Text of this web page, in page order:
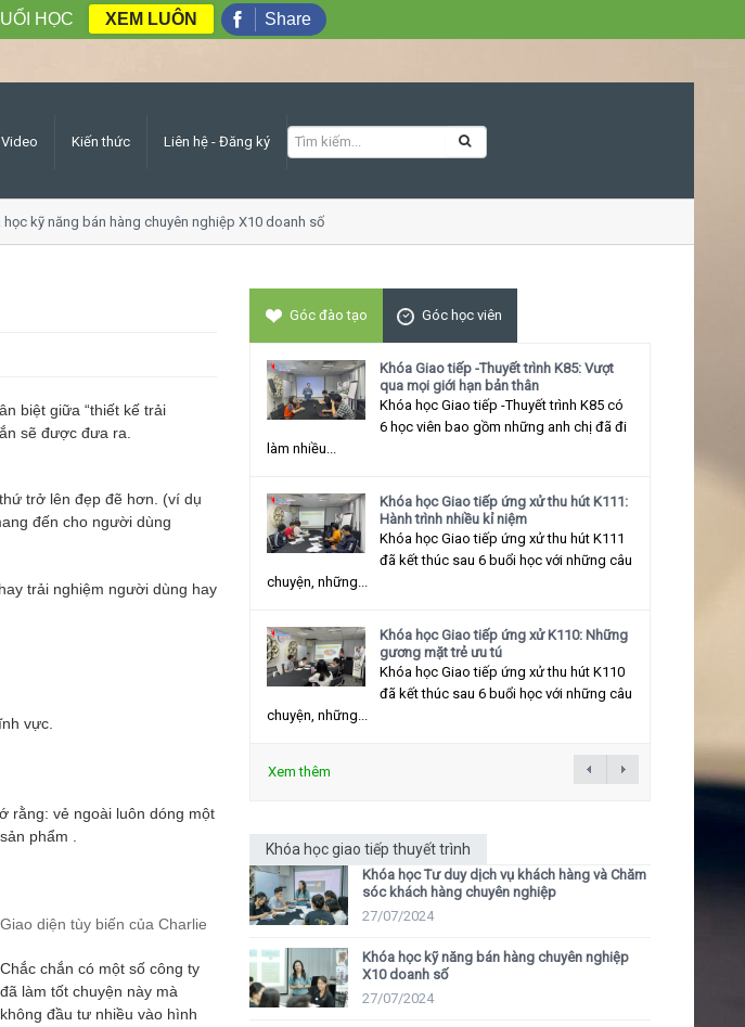
Video Kiến thức Liên hệ - Đăng ký
kỹ năng bán hàng chuyên nghiệp X10 doanh số
biệt giữa “thiết kế trải
sẽ được đưa ra.
trở lên đẹp đẽ hơn. (ví dụ
đến cho người dùng
trải nghiệm người dùng hay
vực.
rằng: vẻ ngoài luôn dóng một
phẩm .
Giao diện tùy biến của Charlie
Chắc chắn có một số công ty
đã làm tốt chuyện này mà
không đầu tư nhiều vào hình
Góc đào tạo Góc học viên
Khóa Giao tiếp -Thuyết trình K85: Vượt
qua mọi giới hạn bản thân
Khóa học Giao tiếp -Thuyết trình K85 có
6 học viên bao gồm những anh chị đã đi
làm nhiều...
Khóa học Giao tiếp ứng xử thu hút K111:
Hành trình nhiều kỉ niệm
Khóa học Giao tiếp ứng xử thu hút K111
đã kết thúc sau 6 buổi học với những câu
chuyện, những...
Khóa học Giao tiếp ứng xử K110: Những
gương mặt trẻ ưu tú
Khóa học Giao tiếp ứng xử thu hút K110
đã kết thúc sau 6 buổi học với những câu
chuyện, những...
Xem thêm
Khóa học giao tiếp thuyết trình
Khóa học Tư duy dịch vụ khách hàng và Chăm
sóc khách hàng chuyên nghiệp
27/07/2024
Khóa học kỹ năng bán hàng chuyên nghiệp
X10 doanh số
27/07/2024
HỌC XEM LUÔN Share